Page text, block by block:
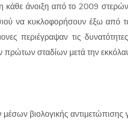
άνοιξη από το 2009
να κυκλοφορήσουν έξω από
περιέγραψαν τις
πρώτων σταδίων μετά την
βιολογικής αντιμετώπισης